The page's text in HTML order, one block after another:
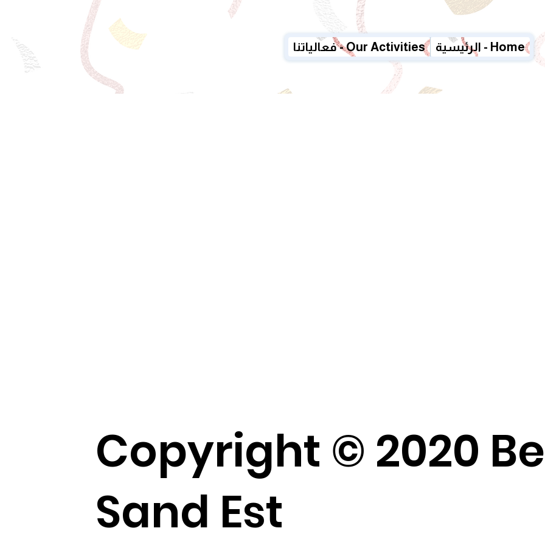
فعالياتنا - Our Activities الرئيسية - Home
Copyright © 2020
Sand Est